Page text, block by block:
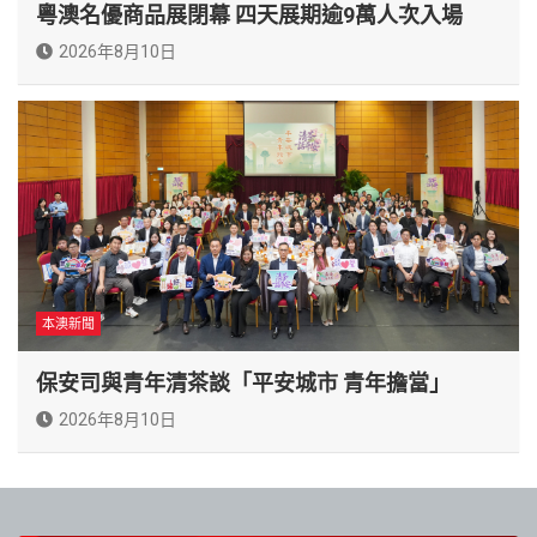
粵澳名優商品展閉幕 四天展期逾9萬人次入場
2026年8月10日
本澳新聞
保安司與青年清茶談「平安城市 青年擔當」
2026年8月10日